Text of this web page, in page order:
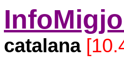
catalana